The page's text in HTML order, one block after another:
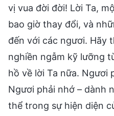
vị vua đời đời! Lời Ta,
bao giờ thay đổi, và
đến với các ngươi. Hãy
nghiền ngẫm kỹ lưỡng
hồ về lời Ta nữa. Ngươi
Ngươi phải nhớ – dành
thể trong sự hiện diện